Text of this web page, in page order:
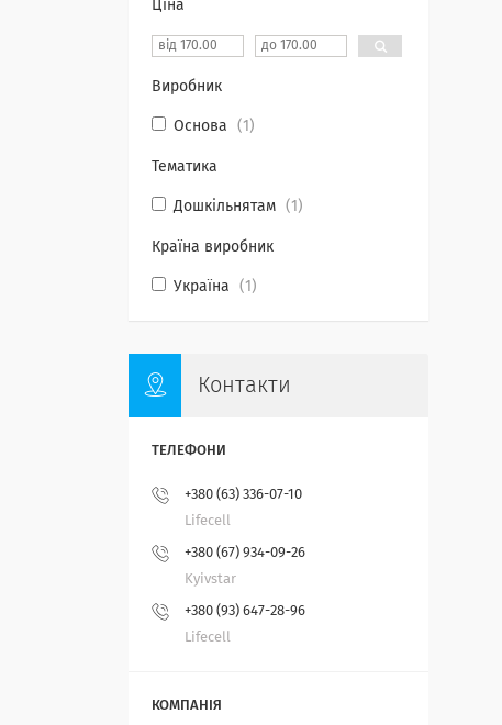
Ціна
Виробник
Основа 1
Тематика
Дошкільнятам 1
Країна виробник
Україна 1
Контакти
+380 (63) 336-07-10
Lifecell
+380 (67) 934-09-26
Kyivstar
+380 (93) 647-28-96
Lifecell